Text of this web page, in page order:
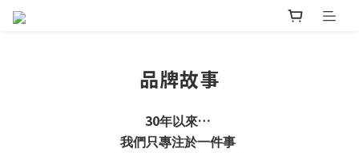
品牌故事
30年以來…
我們只專注於一件事